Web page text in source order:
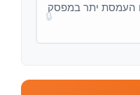
העמסת יתר במפסק
🔒